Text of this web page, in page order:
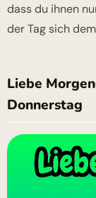
dass du ihnen
der Tag sich
Liebe
Donnerstag